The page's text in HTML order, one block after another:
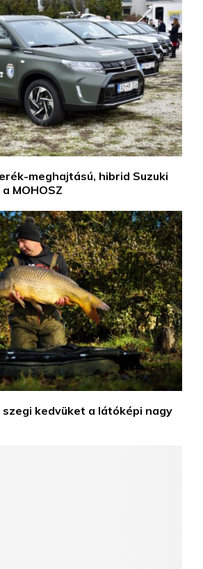
meghajtású, hibrid Suzuki
MOHOSZ
szegi kedvüket a látóképi nagy